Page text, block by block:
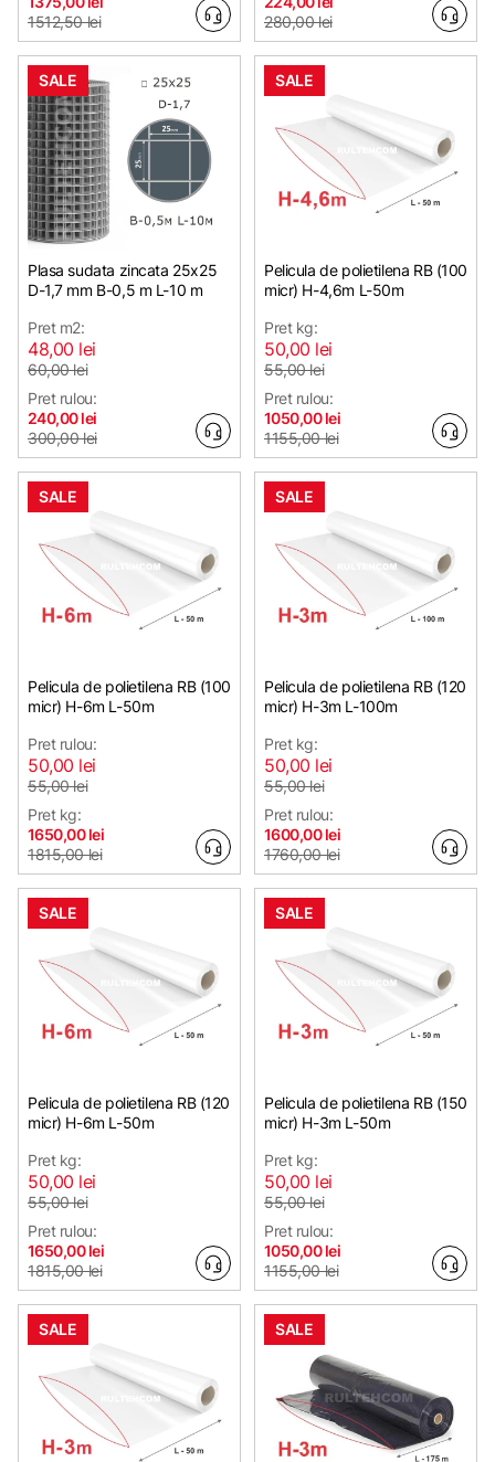
1512,50 lei
280,00 lei
SALE
Plasa sudata zincata 25х25
D-1,7 mm B-0,5 m L-10 m
Pret m2:
48,00 lei
60,00 lei
Pret rulou:
240,00 lei
300,00 lei
SALE
Pelicula de polietilena RB (100
micr) H-4,6m L-50m
Pret kg:
50,00 lei
55,00 lei
Pret rulou:
1050,00 lei
1155,00 lei
SALE
Pelicula de polietilena RB (100
micr) H-6m L-50m
Pret rulou:
50,00 lei
55,00 lei
Pret kg:
1650,00 lei
1815,00 lei
SALE
Pelicula de polietilena RB (120
micr) H-3m L-100m
Pret kg:
50,00 lei
55,00 lei
Pret rulou:
1600,00 lei
1760,00 lei
SALE
Pelicula de polietilena RB (120
micr) H-6m L-50m
Pret kg:
50,00 lei
55,00 lei
Pret rulou:
1650,00 lei
1815,00 lei
SALE
Pelicula de polietilena RB (150
micr) H-3m L-50m
Pret kg:
50,00 lei
55,00 lei
Pret rulou:
1050,00 lei
1155,00 lei
SALE SALE